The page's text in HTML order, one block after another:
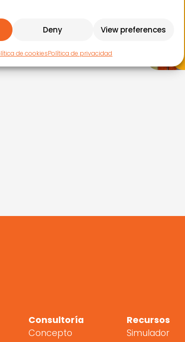
Deny View preferences
de cookiesPolítica de privacidad
Un videoclip en vivo
del mundo
Consultoría
Concepto
Recursos
Simulador